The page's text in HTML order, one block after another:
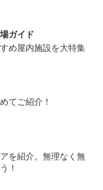
ガイド
め屋内施設を大特集
てご紹介！
を紹介。無理なく無
！